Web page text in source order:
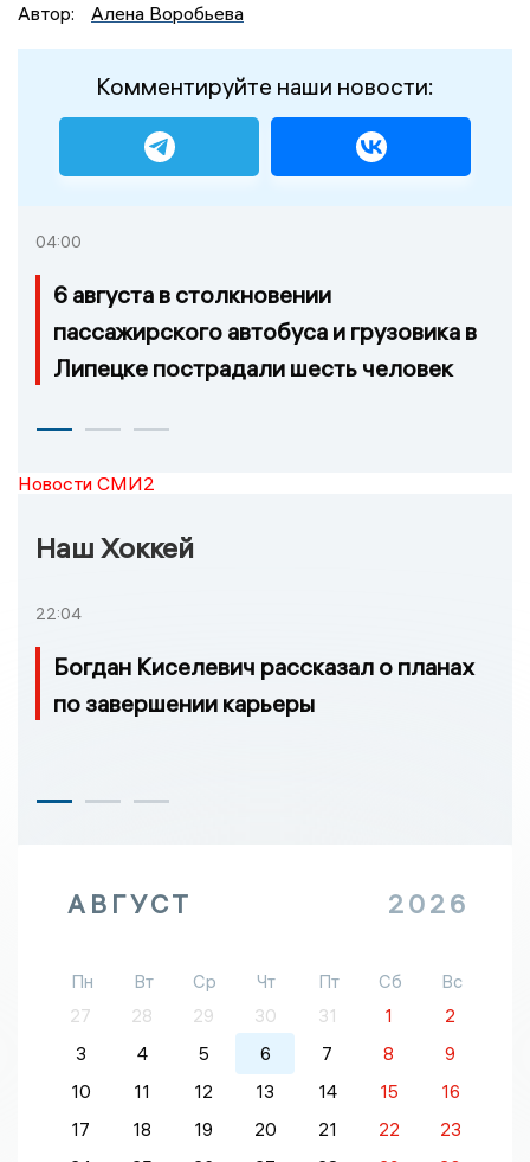
Автор:
Алена Воробьева
Комментируйте наши новости:
04:00
6 августа в столкновении
пассажирского автобуса и грузовика в
Липецке пострадали шесть человек
Новости СМИ2
Наш Хоккей
22:04
Богдан Киселевич рассказал о планах
по завершении карьеры
АВГУСТ 2026
Пн Вт Ср Чт Пт Сб
Вс
27
28 29 30 31 1
2
3
4 5 6 7 8
9
10
11 12 13 14 15
16
17
18 19 20 21 22
23